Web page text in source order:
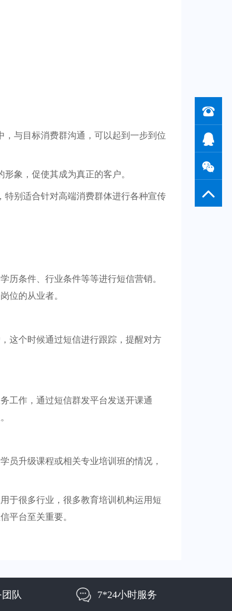
与目标消费群沟通，可以起到一步到位
象，促使其成为真正的客户。
别适合针对高端消费群体进行各种宣传
历条件、行业条件等等进行短信营销。
位的从业者。
这个时候通过短信进行跟踪，提醒对方
工作，通过短信群发平台发送开课通
员升级课程或相关专业培训班的情况，
于很多行业，很多教育培训机构运用短
平台至关重要。
队 7*24小时服务